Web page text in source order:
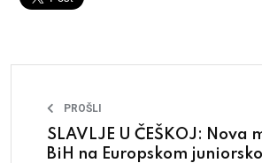
PROŠLI
SLAVLJE U ČEŠKOJ: Nova
BiH na Europskom